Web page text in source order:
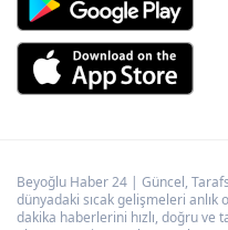
Beyoğlu Haber 24 | Güncel,
dünyadaki sıcak gelişmeleri
dakika haberlerini hızlı, doğru ve